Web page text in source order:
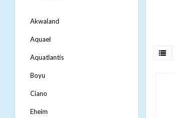
Akwaland
Aquael
Aquatlantis
Boyu
Ciano
Eheim